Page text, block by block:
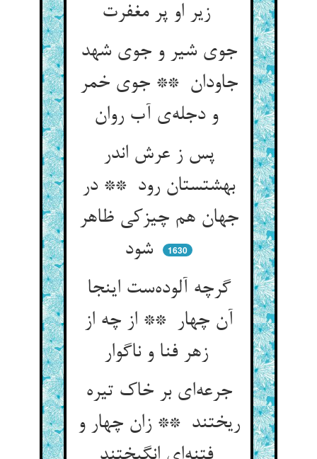
زیر او پر مغفرت
جوی شیر و جوی شهد
جاودان ** جوی خمر
و دجله‌ی آب روان
پس ز عرش اندر
بهشتستان رود ** در
جهان هم چیزکی ظاهر
شود
1630
گرچه آلوده‌ست اینجا
آن چهار ** از چه از
زهر فنا و ناگوار
جرعه‌ای بر خاک تیره
ریختند ** زان چهار و